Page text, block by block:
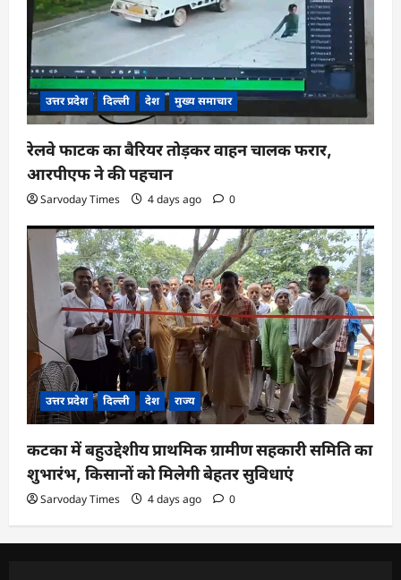
उत्तर प्रदेश दिल्ली देश मुख्य समाचार
रेलवे फाटक का बैरियर तोड़कर वाहन चालक फरार,
आरपीएफ ने की पहचान
Sarvoday Times 4 days ago 0
उत्तर प्रदेश दिल्ली देश राज्य
कटका में बहुउद्देशीय प्राथमिक ग्रामीण सहकारी समिति का
शुभारंभ, किसानों को मिलेगी बेहतर सुविधाएं
Sarvoday Times 4 days ago 0